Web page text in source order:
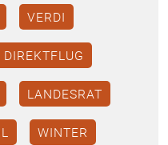
VERDI
DIREKTFLUG
LANDESRAT
WINTER